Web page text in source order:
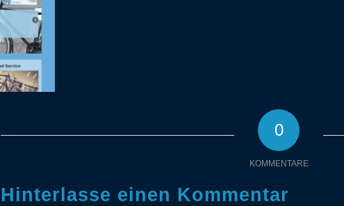
0
KOMMENTARE
Hinterlasse einen Kommentar